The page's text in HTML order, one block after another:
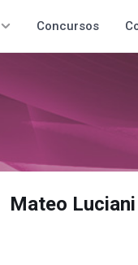
Concursos
Mateo Luciani